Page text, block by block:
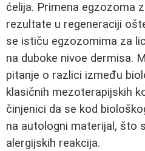
ćelija. Primena egzozoma
rezultate u regeneraciji
se ističu egzozomima za
na duboke nivoe dermisa.
pitanje o razlici između
klasičnih mezoterapijskih
činjenici da se kod
na autologni materijal, što
alergijskih reakcija.